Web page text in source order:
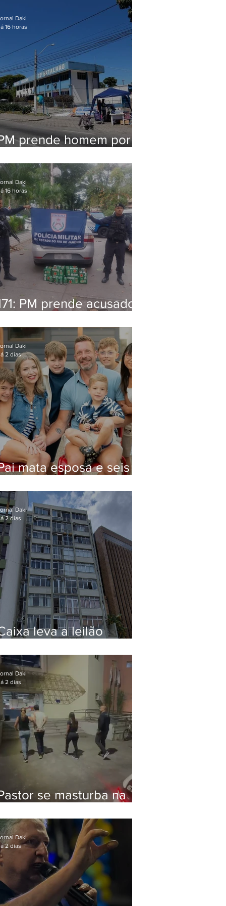
Maricá
prende homem por
Daki
16 horas
PM prende acusado
de Niterói
Daki
16 horas
mata esposa e seis
Daki
2 dias
leva a leilão
em Botafogo
Daki
2 dias
se masturba na
na Zona Oeste
Daki
2 dias
Daki
2 dias